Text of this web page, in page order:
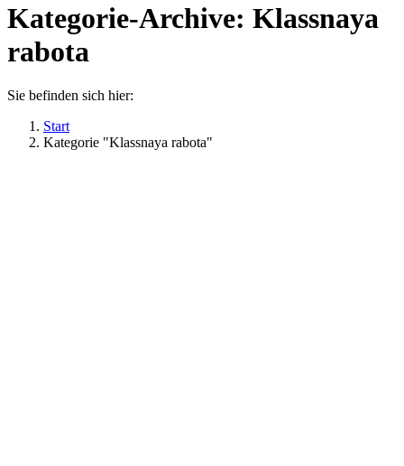
Kategorie-Archive: Klassnaya
rabota
Sie befinden sich hier:
Start
Kategorie "Klassnaya rabota"